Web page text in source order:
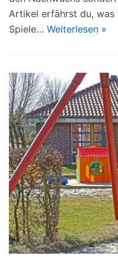
Artikel erfährst du, was
Spiele… Weiterlesen »